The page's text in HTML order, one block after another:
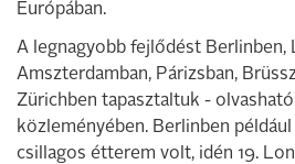
Európában.
A legnagyobb fejlődést Berlinben,
Amszterdamban, Párizsban,
Zürichben tapasztaltuk -
közleményében. Berlinben
csillagos étterem volt, idén 19.